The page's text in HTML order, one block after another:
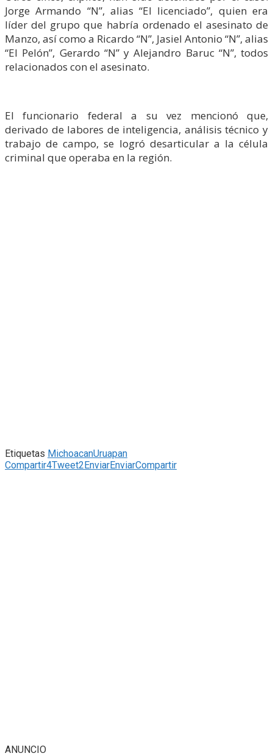
Jorge Armando “N”, alias “El licenciado”, quien era
líder del grupo que habría ordenado el asesinato de
Manzo, así como a Ricardo “N”, Jasiel Antonio “N”, alias
“El Pelón”, Gerardo “N” y Alejandro Baruc “N”, todos
relacionados con el asesinato.
El funcionario federal a su vez mencionó que,
derivado de labores de inteligencia, análisis técnico y
trabajo de campo, se logró desarticular a la célula
criminal que operaba en la región.
Etiquetas MichoacanUruapan
Compartir4Tweet2EnviarEnviarCompartir
ANUNCIO